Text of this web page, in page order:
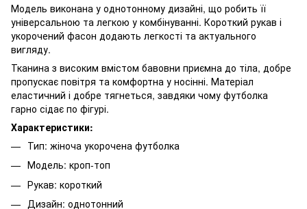
Модель виконана у однотонному дизайні, що робить її
універсальною та легкою у комбінуванні. Короткий рукав і
укорочений фасон додають легкості та актуального
вигляду.
Тканина з високим вмістом бавовни приємна до тіла, добре
пропускає повітря та комфортна у носінні. Матеріал
еластичний і добре тягнеться, завдяки чому футболка
гарно сідає по фігурі.
Характеристики:
Тип: жіноча укорочена футболка
Модель: кроп-топ
Рукав: короткий
Дизайн: однотонний